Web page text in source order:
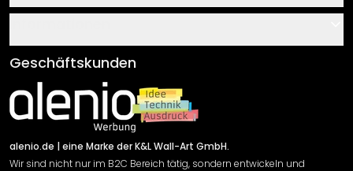
Über uns
Klebe- und Montageanleitungen
Newsletter An-/Abmeldung
Sendungsverfolgung
AGB
Impressum
Versand & Zahlung
Rücksendung
Widerrufsrecht
Geschäftskunden
alenio.de | eine Marke der K&L Wall-Art GmbH.
Wir sind nicht nur im B2C Bereich tätig, sondern entwickeln und